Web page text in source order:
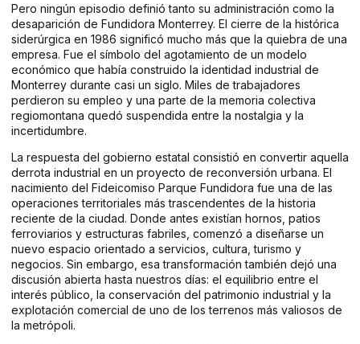
Pero ningún episodio definió tanto su administración como la
desaparición de Fundidora Monterrey. El cierre de la histórica
siderúrgica en 1986 significó mucho más que la quiebra de una
empresa. Fue el símbolo del agotamiento de un modelo
económico que había construido la identidad industrial de
Monterrey durante casi un siglo. Miles de trabajadores
perdieron su empleo y una parte de la memoria colectiva
regiomontana quedó suspendida entre la nostalgia y la
incertidumbre.
La respuesta del gobierno estatal consistió en convertir aquella
derrota industrial en un proyecto de reconversión urbana. El
nacimiento del Fideicomiso Parque Fundidora fue una de las
operaciones territoriales más trascendentes de la historia
reciente de la ciudad. Donde antes existían hornos, patios
ferroviarios y estructuras fabriles, comenzó a diseñarse un
nuevo espacio orientado a servicios, cultura, turismo y
negocios. Sin embargo, esa transformación también dejó una
discusión abierta hasta nuestros días: el equilibrio entre el
interés público, la conservación del patrimonio industrial y la
explotación comercial de uno de los terrenos más valiosos de
la metrópoli.